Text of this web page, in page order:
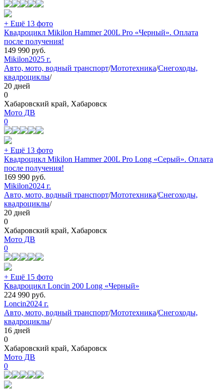
+ Ещё 13 фото
Квадроцикл Mikilon Hammer 200L Pro «Черный». Оплата
после получения!
149 990 руб.
Mikilon2025 г.
Авто, мото, водный транспорт/Мототехника/Снегоходы,
квадроциклы/
20 дней
0
Хабаровский край, Хабаровск
Мото ДВ
0
+ Ещё 13 фото
Квадроцикл Mikilon Hammer 200L Pro Long «Серый». Оплата
после получения!
169 990 руб.
Mikilon2024 г.
Авто, мото, водный транспорт/Мототехника/Снегоходы,
квадроциклы/
20 дней
0
Хабаровский край, Хабаровск
Мото ДВ
0
+ Ещё 15 фото
Квадроцикл Loncin 200 Long «Черный»
224 990 руб.
Loncin2024 г.
Авто, мото, водный транспорт/Мототехника/Снегоходы,
квадроциклы/
16 дней
0
Хабаровский край, Хабаровск
Мото ДВ
0